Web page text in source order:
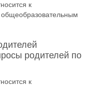
к
родителей по
к